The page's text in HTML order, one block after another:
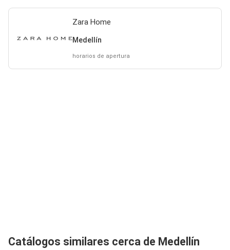
Zara Home
Medellín
horarios de apertura
Catálogos similares cerca de Medellín